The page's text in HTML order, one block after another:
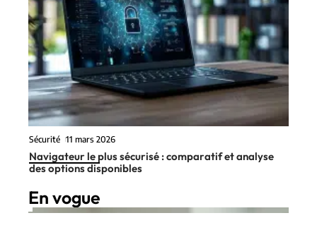
Sécurité 11 mars 2026
Navigateur le plus sécurisé : comparatif et analyse
des options disponibles
En vogue